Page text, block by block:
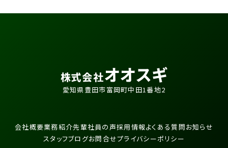
株式会社オオスギ
愛知県豊田市富岡町中田1番地2
会社概要業務紹介先輩社員の声採用情報よくある質問お知らせ
スタッフブログお問合せプライバシーポリシー